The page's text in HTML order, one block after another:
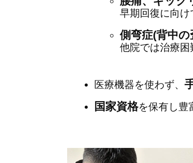
早期回復に向
側弯症(背中
他院では治療
医療機器を使わず、
国家資格を保有し豊